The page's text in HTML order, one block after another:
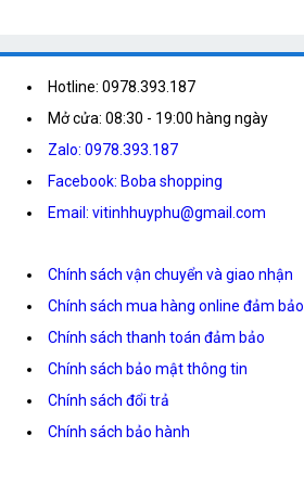
Hotline: 0978.393.187
Mở cửa: 08:30 - 19:00 hàng ngày
Zalo: 0978.393.187
Facebook: Boba shopping
Email: vitinhhuyphu@gmail.com
Chính sách vận chuyển và giao nhận
Chính sách mua hàng online đảm bảo
Chính sách thanh toán đảm bảo
Chính sách bảo mật thông tin
Chính sách đổi trả
Chính sách bảo hành